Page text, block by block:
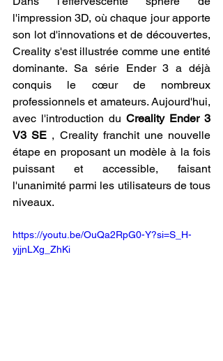
l'impression 3D, où chaque jour apporte
son lot d'innovations et de découvertes,
Creality s'est illustrée comme une entité
dominante. Sa série Ender 3 a déjà
conquis le cœur de nombreux
professionnels et amateurs. Aujourd'hui,
avec l'introduction du Creality Ender 3
V3 SE , Creality franchit une nouvelle
étape en proposant un modèle à la fois
puissant et accessible, faisant
l'unanimité parmi les utilisateurs de tous
niveaux.
https://youtu.be/OuQa2RpG0-Y?si=S_H-
yjjnLXg_ZhKi